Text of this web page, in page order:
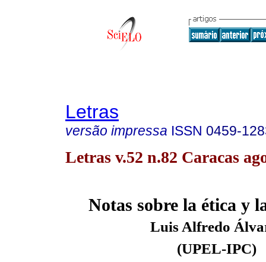
Letras
versão impressa ISSN 0459-
Letras v.52 n.82 Caracas
Notas sobre la ética y
Luis Alfredo
(UPEL-IPC)